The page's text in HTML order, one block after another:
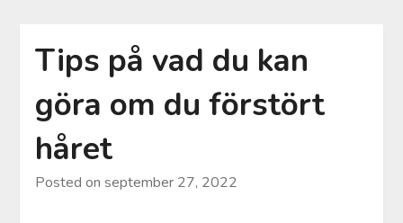
Tips på vad du kan
göra om du förstört
håret
Posted on september 27, 2022